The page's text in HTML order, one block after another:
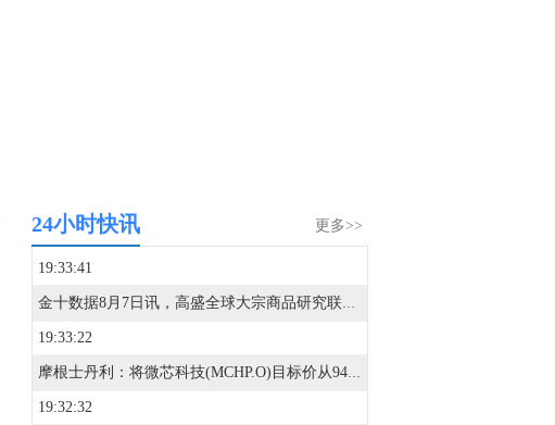
更多>>
24小时快讯
19:33:41
金十数据8月7日讯，高盛全球大宗商品研究联席主管萨曼莎·达特表示，欧洲正面临冬季前柴油与天然气供应双重风险。数据显示，欧洲基准天然气期货TTF本周下跌7%，至约54欧元/兆瓦时，但达特仍维持其对第三季度剩余时间达到60欧元的预测。欧洲天然气库存目前约为57.87%，较2009年至2025年的平均水平低约18个百分点。7月欧洲西北部液化天然气进口量低于预期，导致月底库存仅约43%，增加冬季补库压力。达特预计，若中东能源出口恢复缓慢，欧洲TTF天然气价格今年12月可能升至100欧元/兆瓦时以上，比原先50欧元/兆瓦时的基准预测高出110%；若霍尔木兹海峡航运恢复顺利，价格则可能回落至40欧元附近，比原先预测低20%。
19:33:22
摩根士丹利：将微芯科技(MCHP.O)目标价从94.00美元上调至103.00美元。
19:32:32